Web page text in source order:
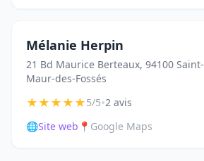
Mélanie Herpin
21 Bd Maurice Berteaux, 94100 Saint-
Maur-des-Fossés
★★★★★5/5•2 avis
🌐Site web 📍 Google Maps